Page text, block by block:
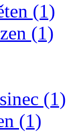
(1)
(1)
(1)
(1)